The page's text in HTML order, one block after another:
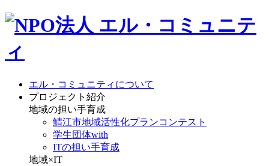
エル・コミュニティについて
プロジェクト紹介
地域の担い手育成
鯖江市地域活性化プランコンテスト
学生団体with
ITの担い手育成
地域×IT